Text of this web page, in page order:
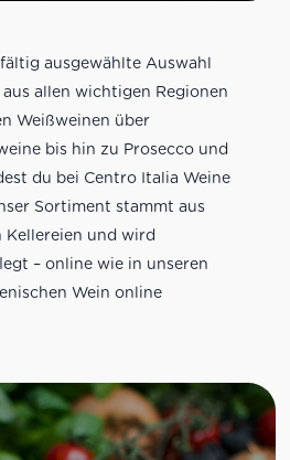
ausgewählte Auswahl
allen wichtigen Regionen
Weißweinen über
bis hin zu Prosecco und
du bei Centro Italia Weine
Sortiment stammt aus
Kellereien und wird
– online wie in unseren
Wein online